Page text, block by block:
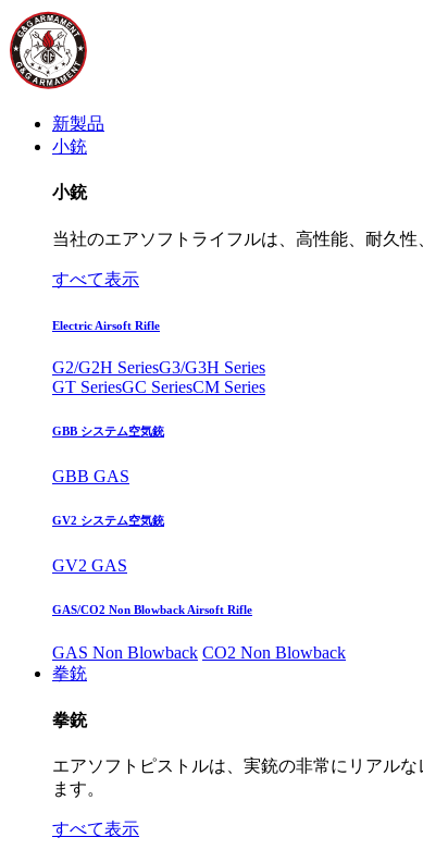
新製品
小銃
小銃
当社のエアソフトライフルは、高性能、耐久
すべて表示
Electric Airsoft Rifle
G2/G2H SeriesG3/G3H Series
GT SeriesGC SeriesCM Series
GBB システム空気銃
GBB GAS
GV2 システム空気銃
GV2 GAS
GAS/CO2 Non Blowback Airsoft Rifle
GAS Non Blowback CO2 Non Blowback
拳銃
拳銃
エアソフトピストルは、実銃の非常にリアル
ます。
すべて表示